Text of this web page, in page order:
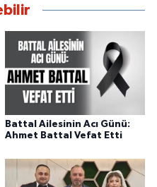
Battal Ailesinin Acı Günü:
Ahmet Battal Vefat Etti